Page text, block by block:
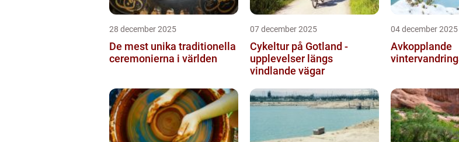
28 december 2025
De mest unika traditionella
ceremonierna i världen
07 december 2025
Cykeltur på Gotland -
upplevelser längs
vindlande vägar
04 december 2025
Avkopplande